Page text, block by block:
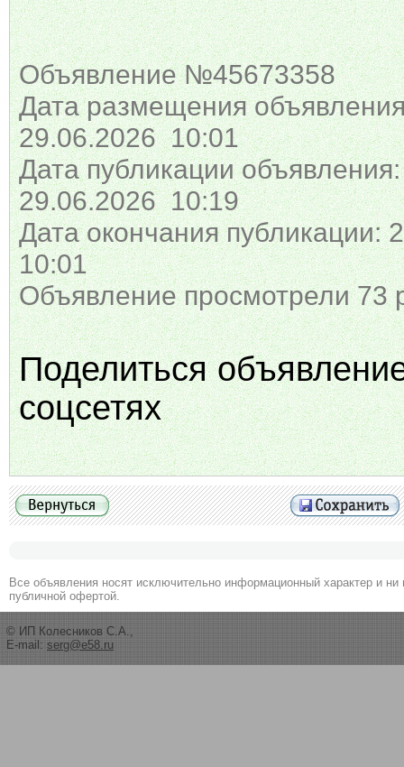
Объявление №45673358
Дата размещения
29.06.2026 10:01
Дата публикации объявления:
29.06.2026 10:19
Дата окончания публикации:
10:01
Объявление просмотрели 73
Поделиться
соцсетях
Все объявления носят исключительно информационный характер и ни
публичной офертой.
© ИП Колесников С.А.,
E-mail: serg@e58.ru